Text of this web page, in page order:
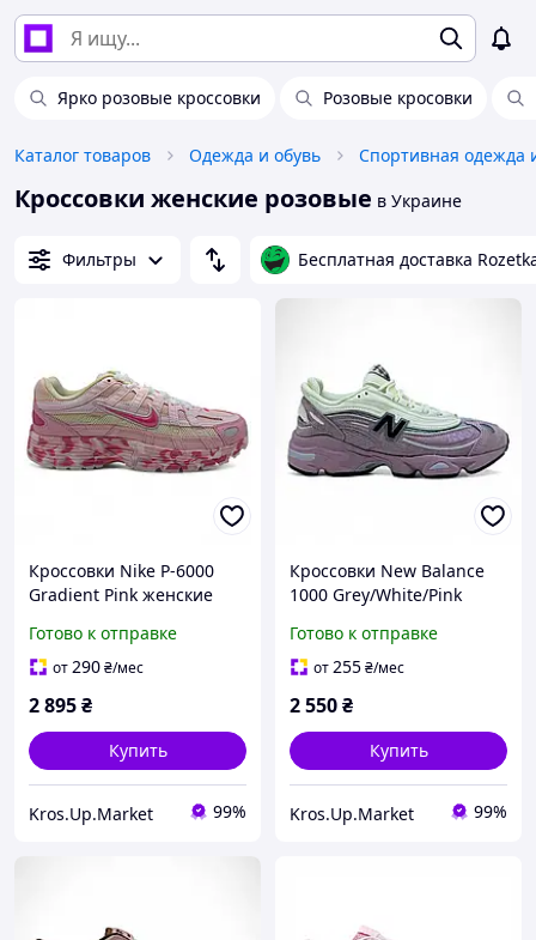
Ярко розовые кроссовки Розовые кросовки
Каталог товаров Одежда и обувь Спортивная одежда
Кроссовки женские розовые в Украине
Фильтры Бесплатная доставка
Кроссовки Nike P-6000
Gradient Pink женские
П-6000 Розовые 41
Готово к отправке
от290₴/мес
2 895₴
Купить
Kros.Up.Market 99%
Кроссовки New Balance
1000 Grey/White/Pink
розовые демисезонные |
Нью Беланс 1000 38
Готово к отправке
от255₴/мес
2 550₴
Купить
Kros.Up.Market 99%